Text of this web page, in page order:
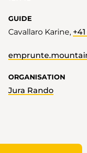
GUIDE
Cavallaro Karine,
ORGANISATION
Jura Rando